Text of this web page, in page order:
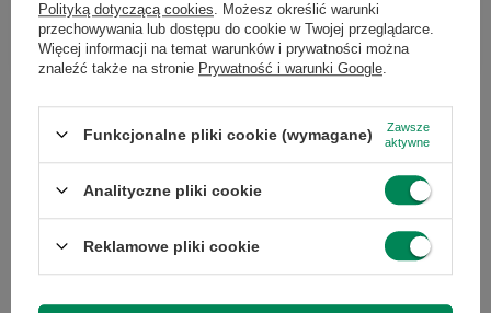
Zapytaj o ten produkt
Specyfikacja
Computers
Zgarnij jako pierwszy informacje o zniżkach i
...lub zadzwoń od razu, aby odebrać
przy zamówieniu telefonicznym
50 zł rabatu!
Rabat 50 zł przy zamówieniach powyżej 300 zł. Oferta
jednorazowa, nie łączy się z innymi promocjami i nie
obejmuje zamówień hurtowych.
Polityką dotyczącą cookies . Możesz określić warunki
przechowywania lub dostępu do cookie w Twojej przeglądarce.
Więcej informacji na temat warunków i prywatności można
znaleźć także na stronie Prywatność i warunki Google
Funkcjonalne pliki cookie (wymagane)
Zawsze
aktywne
Analityczne pliki cookie
Reklamowe pliki cookie